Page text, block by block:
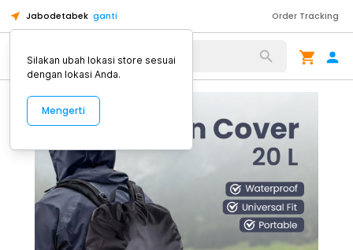
Jabodetabek ganti Order Tracking
Alat Kopi
Silakan ubah lokasi store sesuai
dengan lokasi Anda.
Mengerti